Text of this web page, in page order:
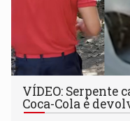
VÍDEO: Serpente
Coca-Cola é